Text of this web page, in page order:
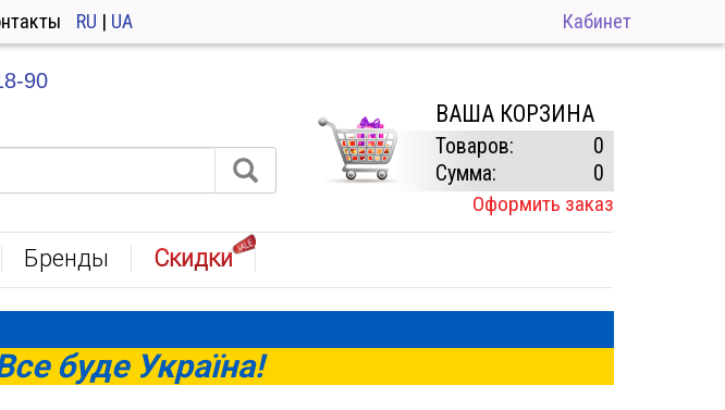
RU | UA Кабинет
90
ВАША КОРЗИНА
Товаров:
0
Сумма:
0
Оформить заказ
Бренды Скидки
буде Україна!